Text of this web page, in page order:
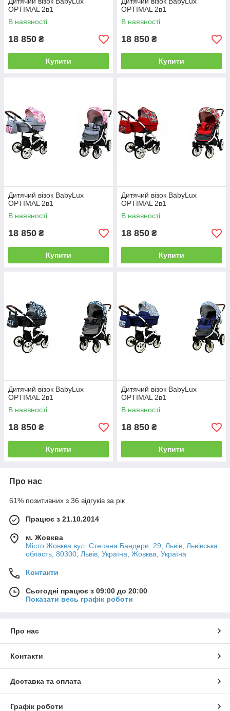
OPTIMAL 2в1
В наявності
18 850 ₴
Купити
OPTIMAL 2в1
В наявності
18 850 ₴
Купити
Дитячий візок BabyLux
OPTIMAL 2в1
В наявності
18 850 ₴
Купити
Дитячий візок BabyLux
OPTIMAL 2в1
В наявності
18 850 ₴
Купити
Дитячий візок BabyLux
OPTIMAL 2в1
В наявності
18 850 ₴
Купити
Дитячий візок BabyLux
OPTIMAL 2в1
В наявності
18 850 ₴
Купити
Про нас
61% позитивних з 36 відгуків за рік
Працює з 21.10.2014
м. Жовква
Місто Жовква вул. Степана Бандери, 29, Львів, Львівська
область, 80300, Львів, Україна, Жовква, Україна
Контакти
Сьогодні працює з 09:00 до 20:00
Показати весь графік роботи
Про нас
Контакти
Доставка та оплата
Графік роботи